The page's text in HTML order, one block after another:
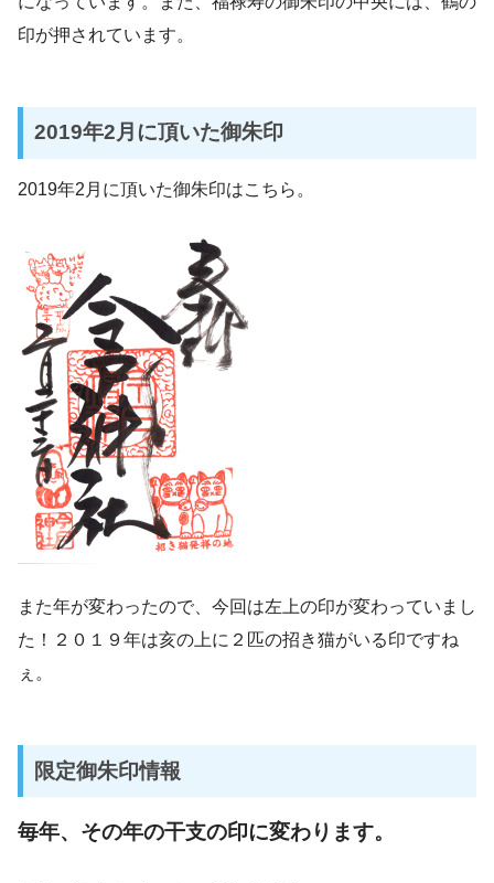
印が押されています。
2019年2月に頂いた御朱印
2019年2月に頂いた御朱印はこちら。
また年が変わったので、今回は左上の印が変わっていまし
た！２０１９年は亥の上に２匹の招き猫がいる印ですね
ぇ。
限定御朱印情報
毎年、その年の干支の印に変わります。